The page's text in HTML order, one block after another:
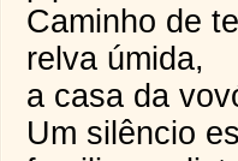
Caminho de
relva úmida,
a casa da
Um silêncio